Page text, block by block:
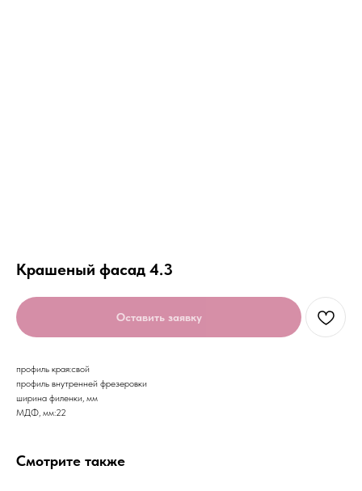
Крашеный фасад 4.3
Оставить заявку
профиль края:свой
профиль внутренней фрезеровки
ширина филенки, мм
МДФ, мм:22
Смотрите также